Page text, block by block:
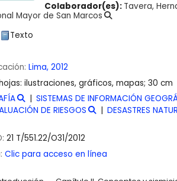
Colaborador(es): Tavera,
Mayor de San Marcos
Texto
Lima, 2012
ilustraciones, gráficos, mapas; 30 cm
SISTEMAS DE INFORMACIÓN
DE RIESGOS DESASTRES
21 T/551.22/O31/2012
Clic para acceso en línea